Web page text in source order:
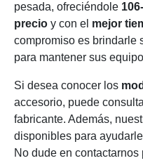
pesada, ofreciéndole
precio y con el mejor
compromiso es brindarle
para mantener sus
Si desea conocer los
accesorio, puede
fabricante. Además,
disponibles para
No dude en